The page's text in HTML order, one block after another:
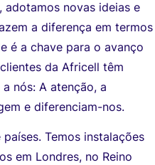
adotamos novas ideias e
a diferença em termos
é a chave para o avanço
da Africell têm
nós: A atenção, a
e diferenciam-nos.
Temos instalações
em Londres, no Reino